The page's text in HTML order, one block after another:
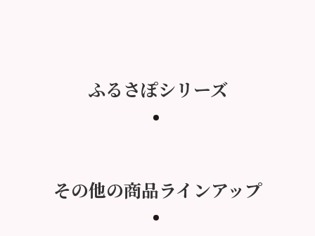
ふるさぽシリーズ
その他の商品ラインアップ